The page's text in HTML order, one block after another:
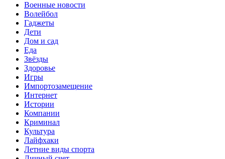
Военные новости
Волейбол
Гаджеты
Дети
Дом и сад
Еда
Звёзды
Здоровье
Игры
Импортозамещение
Интернет
Истории
Компании
Криминал
Культура
Лайфхаки
Летние виды спорта